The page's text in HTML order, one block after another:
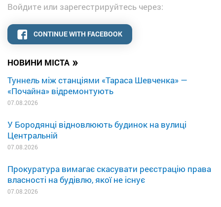
НОВИНИ МІСТА »
Туннель між станціями «Тараса Шевченка» —
«Почайна» відремонтують
07.08.2026
У Бородянці відновлюють будинок на вулиці
Центральній
07.08.2026
Прокуратура вимагає скасувати реєстрацію права
власності на будівлю, якої не існує
07.08.2026
Войдите или зарегестрируйтесь через:
CONTINUE WITH FACEBOOK